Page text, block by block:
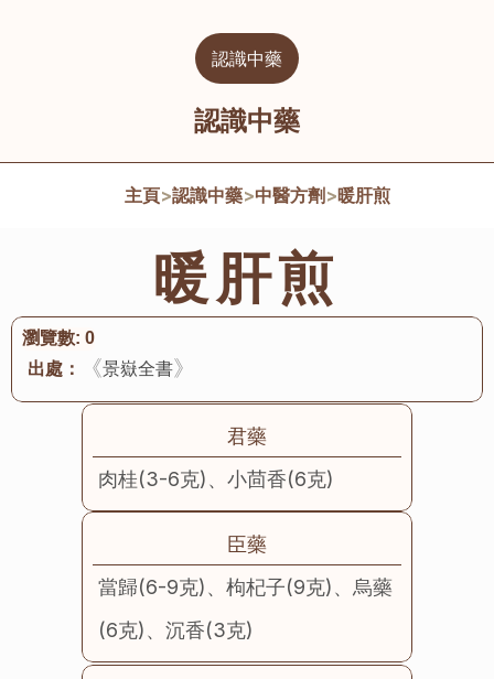
認識中藥
認識中藥
主頁>認識中藥>中醫方劑 >暖肝煎
暖肝煎
出處： 《景嶽全書》
瀏覽數: 0
君藥
肉桂(3-6克)、小茴香(6克)
臣藥
當歸(6-9克)、枸杞子(9克)、烏藥
(6克)、沉香(3克)